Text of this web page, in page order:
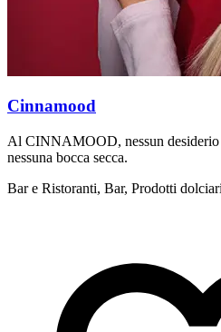
Cinnamood
Al CINNAMOOD, nessun desiderio
nessuna bocca secca.
Bar e Ristoranti, Bar, Prodotti